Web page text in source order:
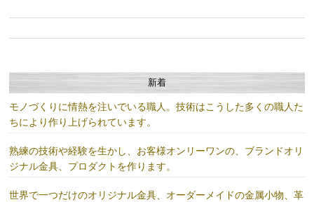
新着
モノづくりに情熱を注いでいる職人。技術はこうした多くの職人た
ちにより作り上げられています。
熟練の技術や経験を生かし、お客様オンリーワンの、ブランドオリ
ジナル金具、プロダクトを作ります。
世界で一つだけのオリジナル金具、オーダーメイドの金属小物、革